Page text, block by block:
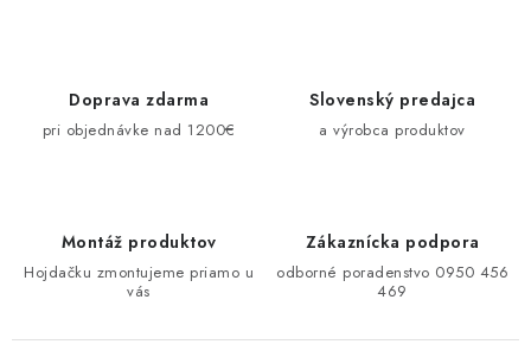
Doprava zdarma
pri objednávke nad 1200€
Slovenský predajca
a výrobca produktov
Montáž produktov
Hojdačku zmontujeme priamo u
vás
Zákaznícka podpora
odborné poradenstvo 0950 456
469